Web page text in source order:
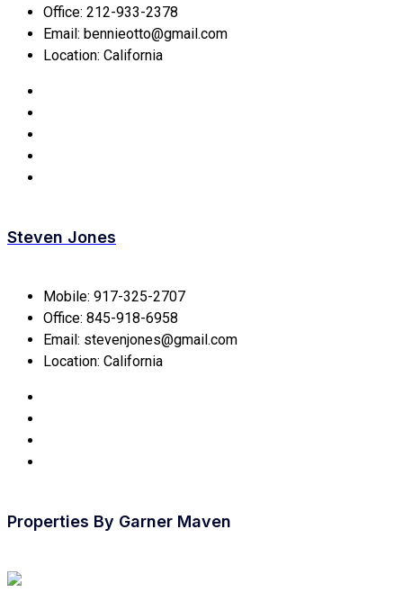
Office: 212-933-2378
Email: bennieotto@gmail.com
Location: California
Steven Jones
Mobile: 917-325-2707
Office: 845-918-6958
Email: stevenjones@gmail.com
Location: California
Properties By Garner Maven